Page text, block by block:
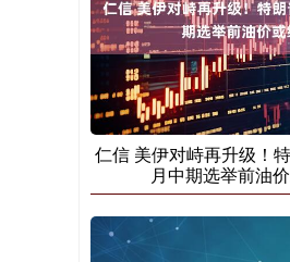
仁信 美伊对峙再升级！
月中期选举前油